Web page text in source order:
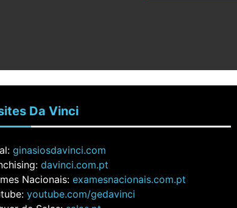
Da Vinci
ginasiosdavinci.com
davinci.com.pt
Nacionais: examesnacionais.com.pt
youtube.com/gedavinci